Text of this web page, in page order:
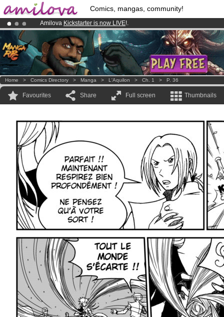
Comics, mangas, community!
Amilova Kickstarter is now LIVE!.
Already 100000membersand 1000comics & mangas!.
Premium membership from3.95 euros per month !Get membership
Home > Comics Directory > Manga > L'Aquilon > Ch. 1 > P. 36
Favourites Share Full screen Thumbnails